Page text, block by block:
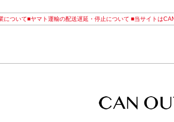
について■ヤマト運輸の配送遅延・停止について ■当サイトは